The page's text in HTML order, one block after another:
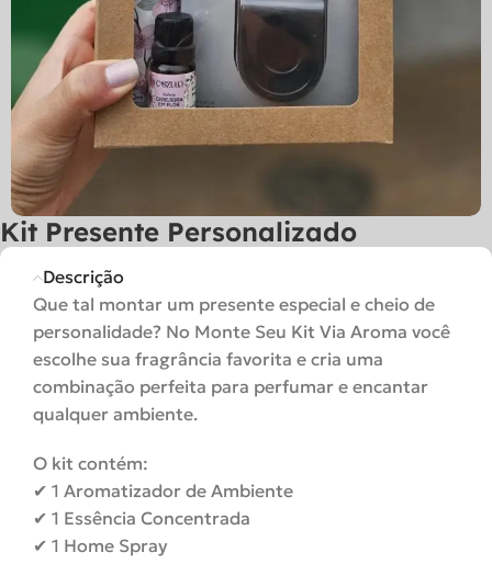
Kit Presente Personalizado
Descrição
Que tal montar um presente especial e cheio de
personalidade? No Monte Seu Kit Via Aroma você
escolhe sua fragrância favorita e cria uma
combinação perfeita para perfumar e encantar
qualquer ambiente.
O kit contém:
✔ 1 Aromatizador de Ambiente
✔ 1 Essência Concentrada
✔ 1 Home Spray